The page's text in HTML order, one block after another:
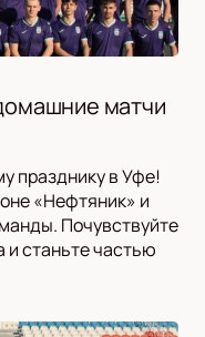
матчи
празднику в Уфе!
«Нефтяник» и
Почувствуйте
станьте частью